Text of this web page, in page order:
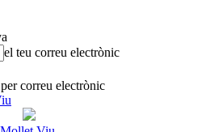
el teu correu electrònic
correu electrònic